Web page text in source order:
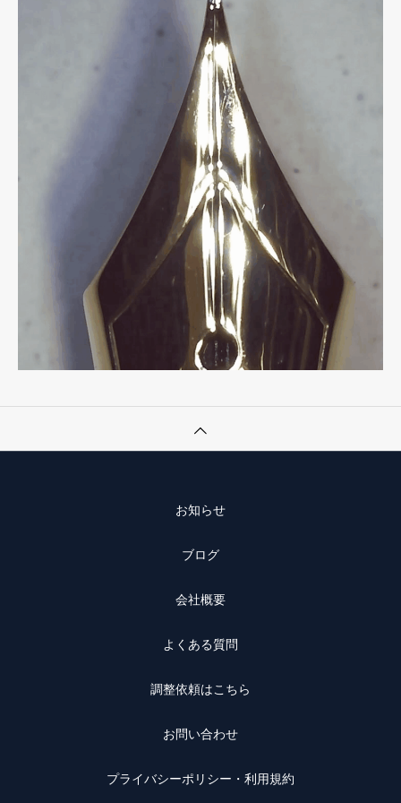
お知らせ
ブログ
会社概要
よくある質問
調整依頼はこちら
お問い合わせ
プライバシーポリシー・利用規約